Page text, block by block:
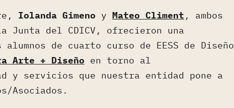
Iolanda Gimeno y Mateo Climent , ambos
Junta del CDICV, ofrecieron una
de cuarto curso de EESS de Diseño
Arte + Diseño en torno al
y servicios que nuestra entidad pone a
Asociados.